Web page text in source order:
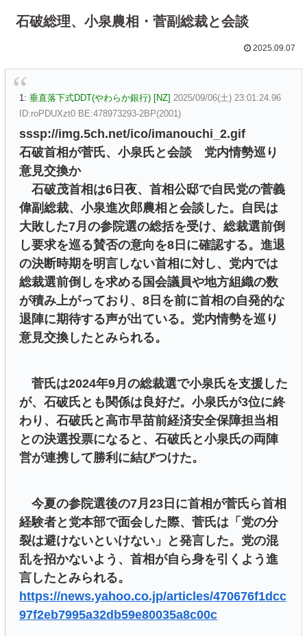
石破総理、小泉農相・菅副総裁と会談
2025.09.07
1: 垂直落下式DDT(やわらか銀行) [NZ] 2025/09/06(土) 23:01:24.96
ID:roPDUXzt0 BE:478973293-2BP(2001)
sssp://img.5ch.net/ico/imanouchi_2.gif
石破首相が菅氏、小泉氏と会談 党内情勢巡り
意見交換か
石破茂首相は6日夜、首相公邸で自民党の菅義
偉副総裁、小泉進次郎農相と会談した。自民は
大敗した7月の参院選の総括を受け、総裁選前倒
し要求を巡る賛否の意向を8日に確認する。進退
の決断時期を明言しない首相に対し、党内では
総裁選前倒しを求める国会議員や地方組織の数
が積み上がっており、8日を前に首相の自発的な
退陣に期待する声が出ている。党内情勢を巡り
意見交換したとみられる。
菅氏は2024年9月の総裁選で小泉氏を支援した
が、石破氏とも関係は良好だ。小泉氏が3位に終
わり、石破氏と高市早苗前経済安全保障担当相
との決選投票になると、石破氏と小泉氏の両陣
営が連携して勝利に結びつけた。
今夏の参院選後の7月23日に首相が菅氏ら首相
経験者と党本部で面会した際、菅氏は「党の分
裂は避けないといけない」と発言した。党の混
乱を招かないよう、首相が自ら身を引くよう進
言したとみられる。
https://news.yahoo.co.jp/articles/470676f1dcc
97f2eb7995a32db59e80035a8c00c